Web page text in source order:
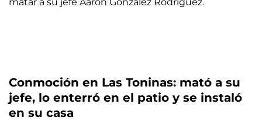
Conmoción en Las Toninas: mató a su
jefe, lo enterró en el patio y se instaló
en su casa